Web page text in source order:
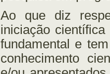
Ao que diz
iniciação
fundamental e
conhecimento